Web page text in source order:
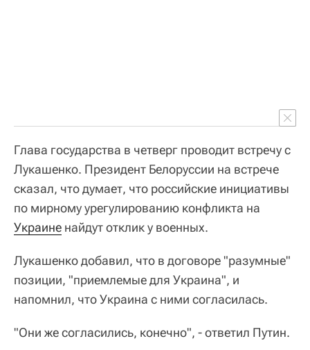
Глава государства в четверг проводит встречу с
Лукашенко. Президент Белоруссии на встрече
сказал, что думает, что российские инициативы
по мирному урегулированию конфликта на
Украине найдут отклик у военных.
Лукашенко добавил, что в договоре "разумные"
позиции, "приемлемые для Украина", и
напомнил, что Украина с ними согласилась.
"Они же согласились, конечно", - ответил Путин.